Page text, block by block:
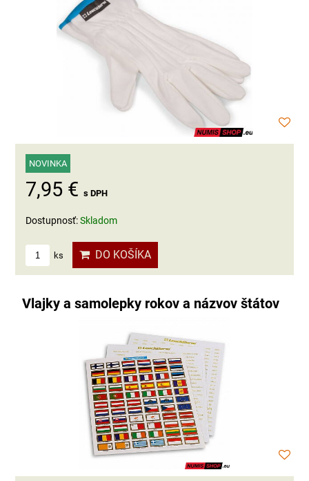
NOVINKA
7,95 € s DPH
Dostupnosť:Skladom
ks DO KOŠÍKA
Vlajky a samolepky rokov a názvov štátov